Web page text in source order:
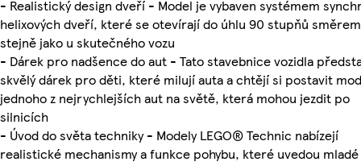
- Realistický design dveří - Model je vybaven systémem
helixových dveří, které se otevírají do úhlu 90 stupňů
stejně jako u skutečného vozu
- Dárek pro nadšence do aut - Tato stavebnice vozidla
skvělý dárek pro děti, které milují auta a chtějí si postavit
jednoho z nejrychlejších aut na světě, která mohou jezdit po
silnicích
- Úvod do světa techniky - Modely LEGO® Technic nabízejí
realistické mechanismy a funkce pohybu, které uvedou mladé